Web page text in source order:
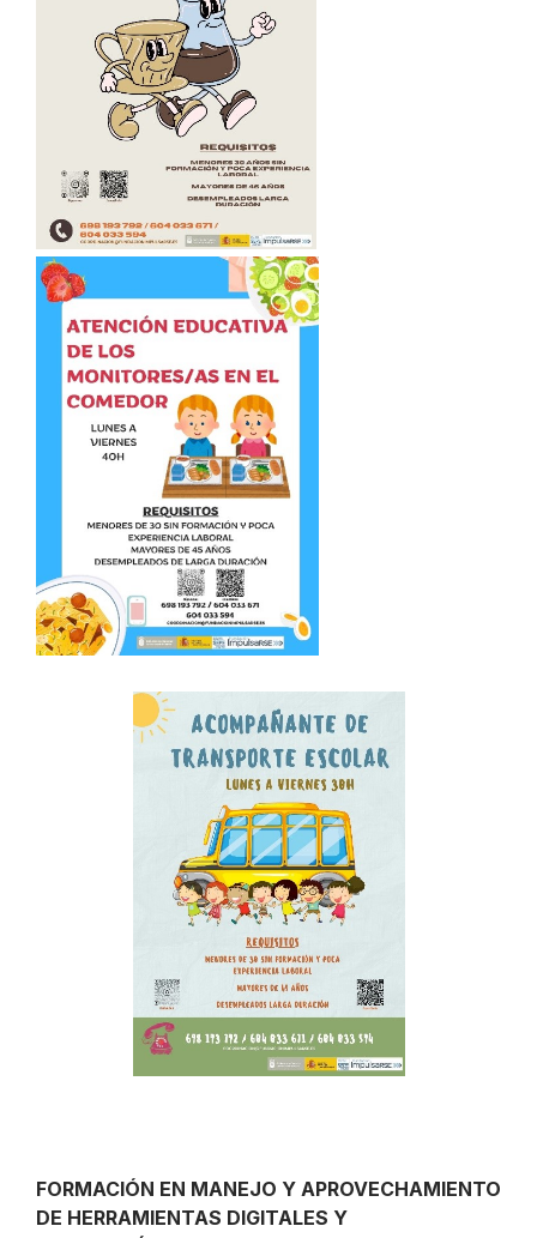
FORMACIÓN EN MANEJO Y APROVECHAMIENTO
DE HERRAMIENTAS DIGITALES Y